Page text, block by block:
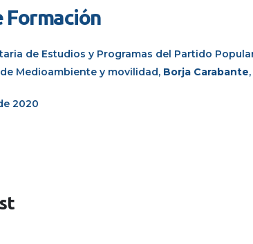
Formación
de Estudios y Programas del Partido
Medioambiente y movilidad, Borja Carabante
2020